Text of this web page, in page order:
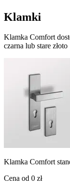
Klamki
Klamka Comfort
czarna lub stare złoto
Klamka Comfort
Cena od 0 zł